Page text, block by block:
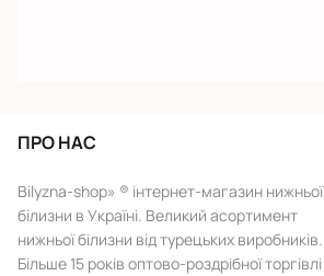
ПРО НАС
Bilyzna-shop» ® інтернет-магазин нижньої
білизни в Україні. Великий асортимент
нижньої білизни від турецьких виробників.
Більше 15 років оптово-роздрібної торгівлі